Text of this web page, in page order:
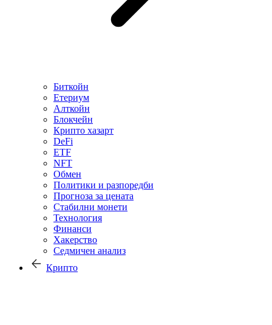
Биткойн
Етериум
Алткойн
Блокчейн
Крипто хазарт
DeFi
ETF
NFT
Обмен
Политики и разпоредби
Прогноза за цената
Стабилни монети
Технология
Финанси
Хакерство
Седмичен анализ
Крипто